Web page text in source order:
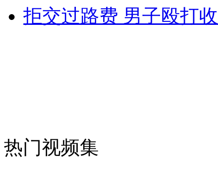
外交部：反对强权政治霸凌主义
走！跟着总书记去植树
拒交过路费 男子殴打
热门视频集